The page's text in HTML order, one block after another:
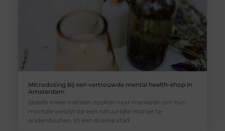
Microdosing bij een vertrouwde mental health-shop in
Amsterdam
Steeds meer mensen zoeken naar manieren om hun
mentale welzijn op een natuurlijke manier te
ondersteunen. In een drukke stad